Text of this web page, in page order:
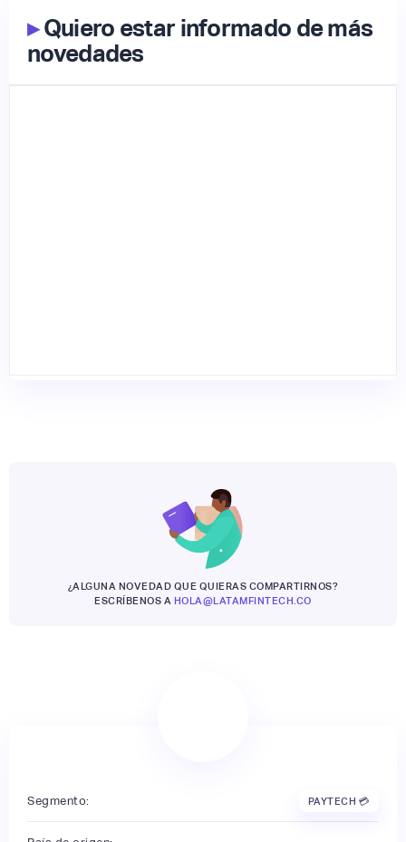
▸Quiero estar informado de más
novedades
¿ALGUNA NOVEDAD QUE QUIERAS COMPARTIRNOS?
ESCRÍBENOS A HOLA@LATAMFINTECH.CO
Segmento: PAYTECH 💳